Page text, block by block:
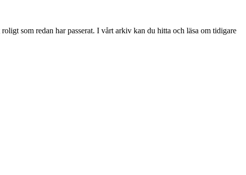
som redan har passerat. I vårt arkiv kan du hitta och läsa om tidigare